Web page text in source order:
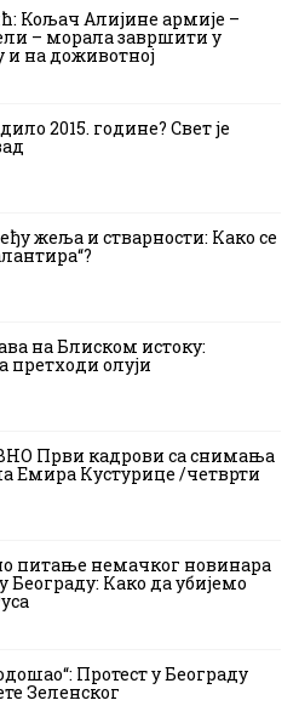
Кољач Алијине армије –
– морала завршити у
и на доживотној
2015. године? Свет је
жеља и стварности: Како се
на Блиском истоку:
претходи олуји
Први кадрови са снимања
Емира Кустурице /четврти
питање немачког новинара
Београду: Како да убијемо
Протест у Београду
Зеленског